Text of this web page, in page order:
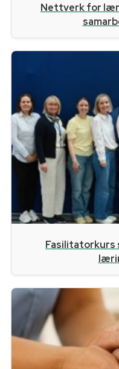
Nettverk for
Fasilitatorkurs